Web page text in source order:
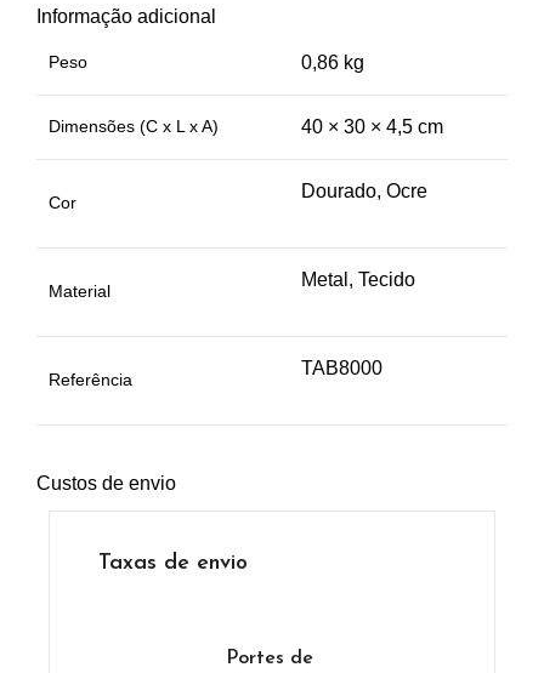
Informação adicional
Peso 0,86 kg
Dimensões (C x L x A) 40 × 30 × 4,5 cm
Cor
Dourado, Ocre
Material
Metal, Tecido
Referência
TAB8000
Custos de envio
Taxas de envio
Portes de